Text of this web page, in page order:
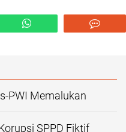
PWI Memalukan
SPPD Fiktif